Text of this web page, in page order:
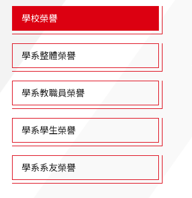
學校榮譽
學系整體榮譽
學系教職員榮譽
學系學生榮譽
學系系友榮譽